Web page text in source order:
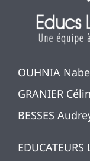
OUHNIA
GRANIER
BESSES